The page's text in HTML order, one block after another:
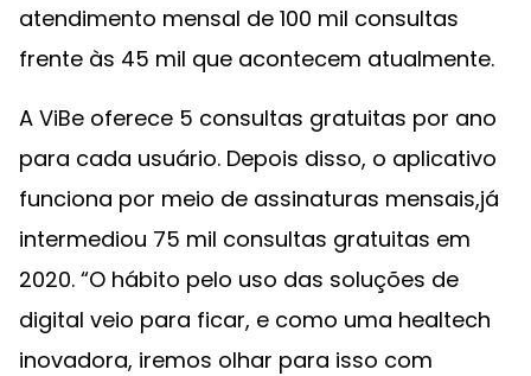
atendimento mensal de 100 mil consultas
frente às 45 mil que acontecem atualmente.
A ViBe oferece 5 consultas gratuitas por ano
para cada usuário. Depois disso, o aplicativo
funciona por meio de assinaturas mensais,já
intermediou 75 mil consultas gratuitas em
2020. “O hábito pelo uso das soluções de
digital veio para ficar, e como uma healtech
inovadora, iremos olhar para isso com